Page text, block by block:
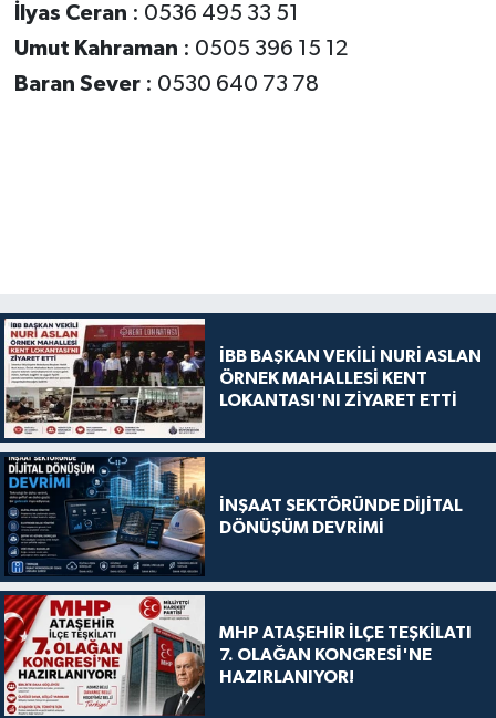
İlyas Ceran : 0536 495 33 51
Umut Kahraman : 0505 396 15 12
Baran Sever : 0530 640 73 78
İBB BAŞKAN VEKİLİ NURİ ASLAN
ÖRNEK MAHALLESİ KENT
LOKANTASI'NI ZİYARET ETTİ
İNŞAAT SEKTÖRÜNDE DİJİTAL
DÖNÜŞÜM DEVRİMİ
MHP ATAŞEHİR İLÇE TEŞKİLATI
7. OLAĞAN KONGRESİ'NE
HAZIRLANIYOR!